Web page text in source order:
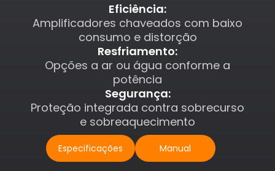
Eficiência:
Amplificadores chaveados com baixo
consumo e distorção
Resfriamento:
Opções a ar ou água conforme a
potência
Segurança:
Proteção integrada contra sobrecurso
e sobreaquecimento
Especificações Manual